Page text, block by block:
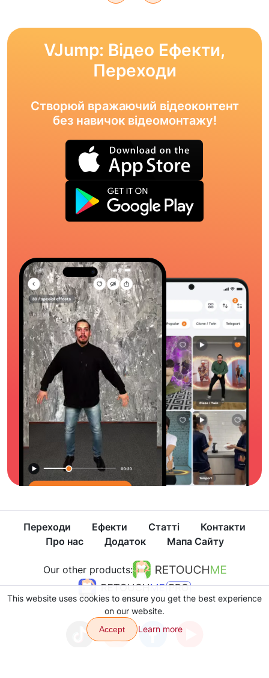
VJump: Відео Ефекти,
Переходи
Створюй вражаючий відеоконтент
без навичок відеомонтажу!
Переходи Ефекти Статті
Контакти
Про нас
Додаток Мапа Сайту
Our other products:
This website uses cookies to ensure you get the best experience
on our website.
Accept Learn more